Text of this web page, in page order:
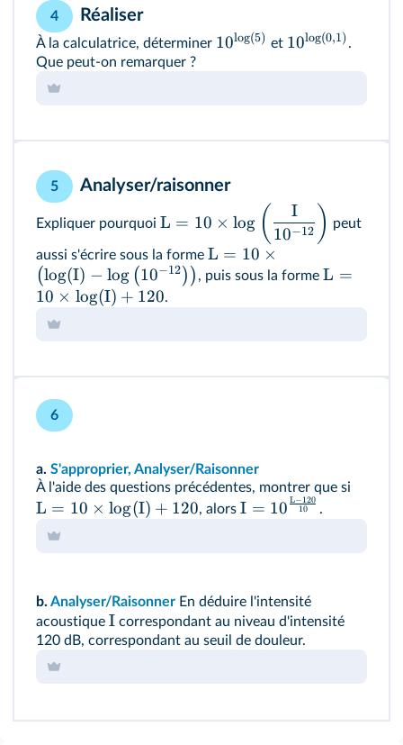
4 Réaliser
À la calculatrice, déterminer 10log(5) et 10log(0,1) .
Que peut‑on remarquer ?
5 Analyser/raisonner
Expliquer pourquoi L = 10 × log ( 10−12
I ) peut
aussi s'écrire sous la forme L = 10 ×
(log(I) − log (10−12) ) , puis sous la formeL =
10 × log(I) + 120.
6
a. S'approprier, Analyser/Raisonner
À l'aide des questions précédentes, montrer que si
L = 10 × log(I) + 120, alorsI = 10 10
L−120
.
b. Analyser/Raisonner En déduire l'intensité
acoustique I correspondant au niveau d'intensité
120 dB, correspondant au seuil de douleur.